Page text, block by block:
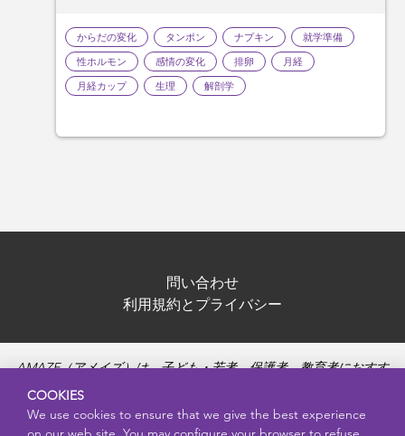
からだの変化 タンポン ナプキン
就学準備
性ホルモン
感情の変化 排卵
月経
月経カップ
生理 解剖学
問い合わせ
利用規約とプライバシー
AMAZE（アメイズ）は、子ども・若者、保護者、教育者におすす
的な人間関係、妊娠と生殖、ネット上の安全性、性感染症などに
ついて、正確で・偏見のない・年齢に適した情報を提供し、疑問
COOKIES
We use cookies to ensure that we give the best experience